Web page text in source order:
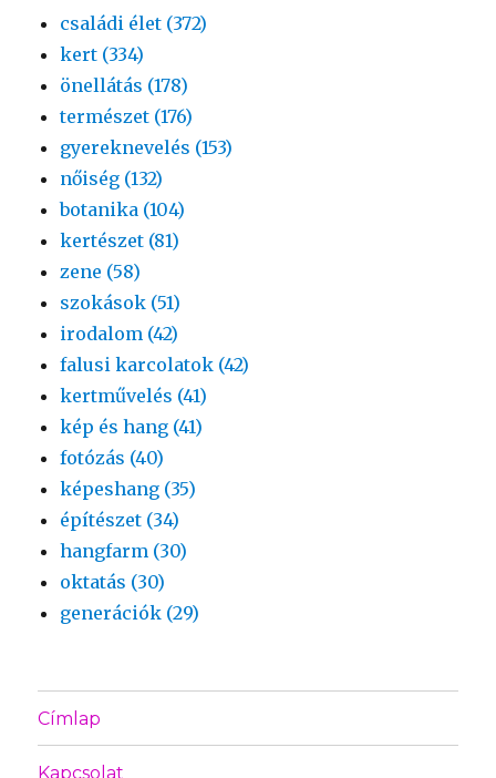
családi élet (372)
kert (334)
önellátás (178)
természet (176)
gyereknevelés (153)
nőiség (132)
botanika (104)
kertészet (81)
zene (58)
szokások (51)
irodalom (42)
falusi karcolatok (42)
kertművelés (41)
kép és hang (41)
fotózás (40)
képeshang (35)
építészet (34)
hangfarm (30)
oktatás (30)
generációk (29)
Címlap
Kapcsolat